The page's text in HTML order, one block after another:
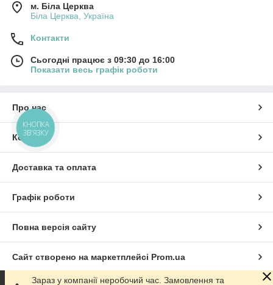
м. Біла Церква
Біла Церква, Україна
Контакти
Сьогодні працює з 09:30 до 16:00
Показати весь графік роботи
Про нас
Контакти
Доставка та оплата
Графік роботи
Повна версія сайту
Сайт створено на маркетплейсі Prom.ua
Зараз у компанії неробочий час. Замовлення та
КНОПКА
ЗВ'ЯЗКУ